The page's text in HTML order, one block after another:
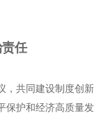
任
，共同建设制度创新
保护和经济高质量发